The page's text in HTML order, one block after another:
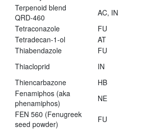
Terpenoid blend
QRD-460
AC, IN
Tetraconazole
FU
Tetradecan-1-ol
AT
Thiabendazole
FU
Thiacloprid
IN
Thiencarbazone
HB
Fenamiphos (aka
phenamiphos)
NE
FEN 560 (Fenugreek
seed powder)
FU